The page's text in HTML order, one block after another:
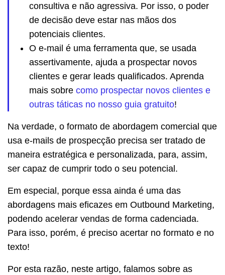
consultiva e não agressiva. Por isso, o poder
de decisão deve estar nas mãos dos
potenciais clientes.
O e-mail é uma ferramenta que, se usada
assertivamente, ajuda a prospectar novos
clientes e gerar leads qualificados. Aprenda
mais sobre como prospectar novos clientes e
outras táticas no nosso guia gratuito!
Na verdade, o formato de abordagem comercial que
usa e-mails de prospecção precisa ser tratado de
maneira estratégica e personalizada, para, assim,
ser capaz de cumprir todo o seu potencial.
Em especial, porque essa ainda é uma das
abordagens mais eficazes em Outbound Marketing,
podendo acelerar vendas de forma cadenciada.
Para isso, porém, é preciso acertar no formato e no
texto!
Por esta razão, neste artigo, falamos sobre as